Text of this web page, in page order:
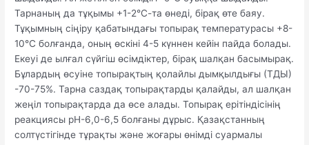
Тарнаның да тұқымы +1-2°С-та өнеді, бірақ өте баяу.
Тұқымның сіңіру қабатындағы топырақ температурасы +8-
10°С болғанда, оның өскіні 4-5 күннен кейін пайда болады.
Екеуі де ылғал сүйгіш өсімдіктер, бірақ шалқан басымырақ.
Бұлардың өсуіне топырақтың қолайлы дымқылдығы (ТДЫ)
-70-75%. Тарна саздақ топырақтарды қалайды, ал шалқан
жеңіл топырақтарда да өсе алады. Топырақ ерітіндісінің
реакциясы рН-6,0-6,5 болғаны дұрыс. Қазақстанның
солтүстігінде тұрақты және жоғары өнімді суармалы